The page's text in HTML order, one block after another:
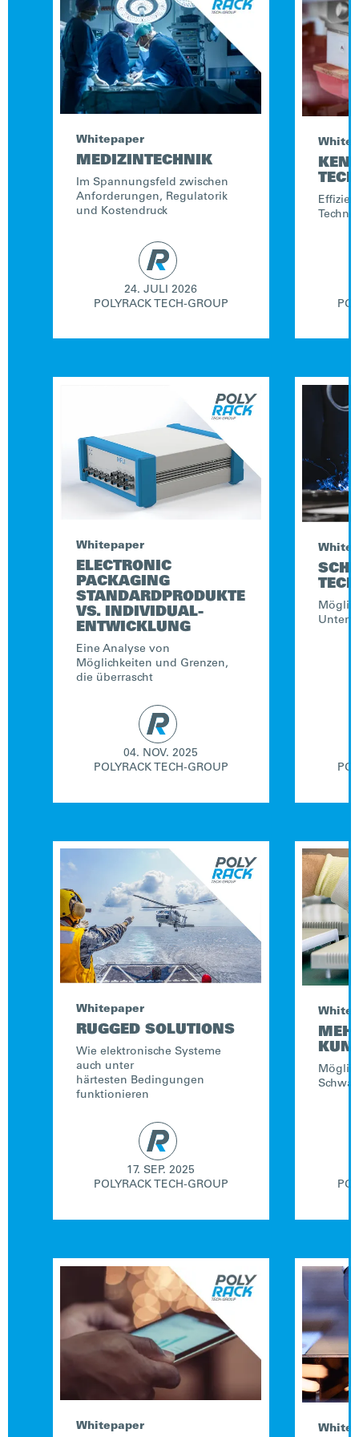
Whitepaper
MEDIZINTECHNIK
Im Spannungsfeld zwischen
Anforderungen, Regulatorik
und Kostendruck
24. JULI 2026
POLYRACK TECH-GROUP
Whitepaper
ELECTRONIC
PACKAGING
STANDARDPRODUKTE
VS. INDIVIDUAL-
ENTWICKLUNG
Eine Analyse von
Möglichkeiten und Grenzen,
die überrascht
04. NOV. 2025
POLYRACK TECH-GROUP
Whitepaper
RUGGED SOLUTIONS
Wie elektronische Systeme
auch unter
härtesten Bedingungen
funktionieren
17. SEP. 2025
POLYRACK TECH-GROUP
Whitepaper